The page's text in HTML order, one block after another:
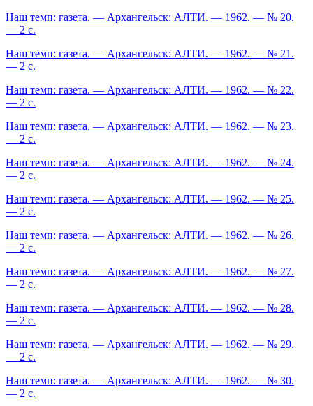
Наш темп: газета. — Архангельск: АЛТИ. — 1962. — № 20.
— 2 с.
Наш темп: газета. — Архангельск: АЛТИ. — 1962. — № 21.
— 2 с.
Наш темп: газета. — Архангельск: АЛТИ. — 1962. — № 22.
— 2 с.
Наш темп: газета. — Архангельск: АЛТИ. — 1962. — № 23.
— 2 с.
Наш темп: газета. — Архангельск: АЛТИ. — 1962. — № 24.
— 2 с.
Наш темп: газета. — Архангельск: АЛТИ. — 1962. — № 25.
— 2 с.
Наш темп: газета. — Архангельск: АЛТИ. — 1962. — № 26.
— 2 с.
Наш темп: газета. — Архангельск: АЛТИ. — 1962. — № 27.
— 2 с.
Наш темп: газета. — Архангельск: АЛТИ. — 1962. — № 28.
— 2 с.
Наш темп: газета. — Архангельск: АЛТИ. — 1962. — № 29.
— 2 с.
Наш темп: газета. — Архангельск: АЛТИ. — 1962. — № 30.
— 2 с.